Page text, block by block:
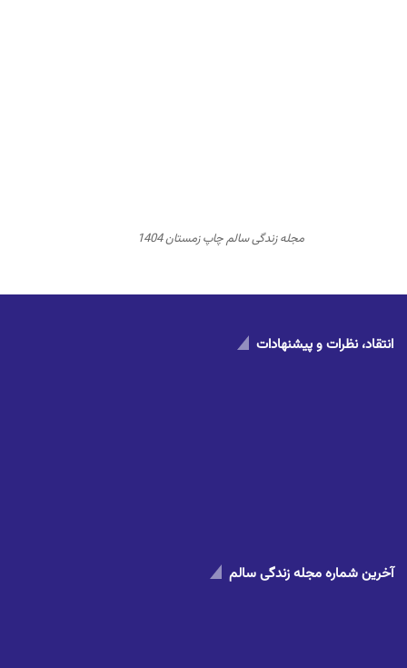
مجله زندگی سالم چاپ زمستان 1404
انتقاد، نظرات و پیشنهادات
آخرین شماره مجله زندگی سالم